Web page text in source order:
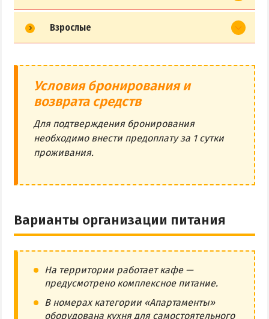
Взрослые
Условия бронирования и
возврата средств
Для подтверждения бронирования
необходимо внести предоплату за 1 сутки
проживания.
Варианты организации питания
На территории работает кафе —
предусмотрено комплексное питание.
В номерах категории «Апартаменты»
оборудована кухня для самостоятельного